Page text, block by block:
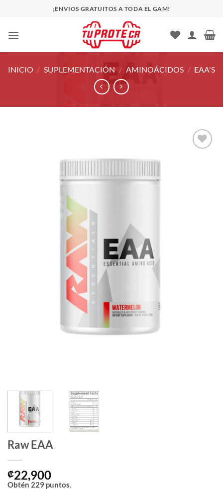
contenido
¡ENVIOS GRATUITOS A TODA EL GAM!
INICIO / SUPLEMENTACIÓN / AMINOÁCIDOS / EAA'S
Raw EAA
₡22,900
Obtén 229 puntos.